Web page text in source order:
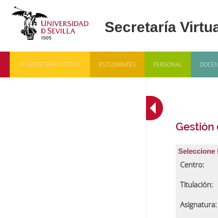
LA SECRETARÍA VIRTUAL ESTUDIANTES PERSONAL
Gestión
Seleccione
Centro:
Titulación:
Asignatura: